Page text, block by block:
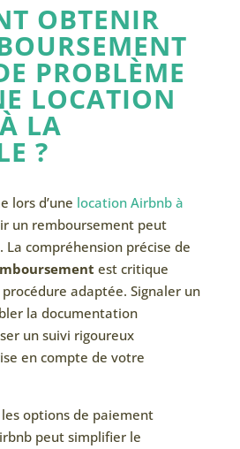
OBTENIR
PROBLÈME
LOCATION
LA
?
lors d’une location Airbnb à
un remboursement peut
La compréhension précise de
est critique
adaptée. Signaler un
la documentation
un suivi rigoureux
en compte de votre
options de paiement
peut simplifier le